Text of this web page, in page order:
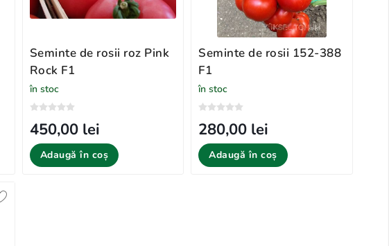
Seminte de rosii roz Pink
Rock F1
în stoc
450,00 lei
Adaugă în coș
Seminte de rosii 152-388
F1
în stoc
280,00 lei
Adaugă în coș